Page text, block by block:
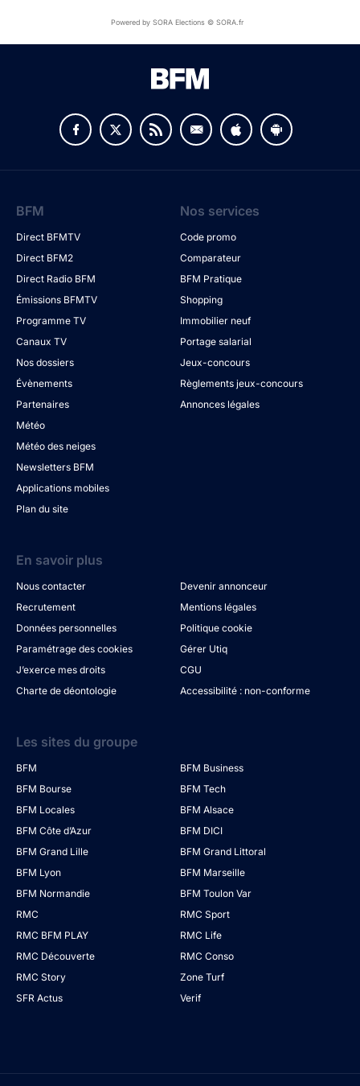
Powered by SORA Elections © SORA.fr
BFM
Direct BFMTV
Direct BFM2
Direct Radio BFM
Émissions BFMTV
Programme TV
Canaux TV
Nos dossiers
Évènements
Partenaires
Météo
Météo des neiges
Newsletters BFM
Applications mobiles
Plan du site
Nos services
Code promo
Comparateur
BFM Pratique
Shopping
Immobilier neuf
Portage salarial
Jeux-concours
Règlements jeux-concours
Annonces légales
En savoir plus
Nous contacter
Devenir annonceur
Recrutement
Mentions légales
Données personnelles
Politique cookie
Paramétrage des cookies
Gérer Utiq
J’exerce mes droits
CGU
Charte de déontologie
Accessibilité : non-conforme
Les sites du groupe
BFM
BFM Business
BFM Bourse
BFM Tech
BFM Locales
BFM Alsace
BFM Côte d’Azur
BFM DICI
BFM Grand Lille
BFM Grand Littoral
BFM Lyon
BFM Marseille
BFM Normandie
BFM Toulon Var
RMC
RMC Sport
RMC BFM PLAY
RMC Life
RMC Découverte
RMC Conso
RMC Story
Zone Turf
SFR Actus
Verif